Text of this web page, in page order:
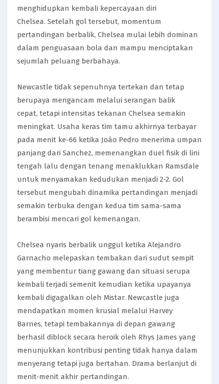
menghidupkan kembali kepercayaan diri
Chelsea. Setelah gol tersebut, momentum
pertandingan berbalik, Chelsea mulai lebih dominan
dalam penguasaan bola dan mampu menciptakan
sejumlah peluang berbahaya.
Newcastle tidak sepenuhnya tertekan dan tetap
berupaya mengancam melalui serangan balik
cepat, tetapi intensitas tekanan Chelsea semakin
meningkat. Usaha keras tim tamu akhirnya terbayar
pada menit ke-66 ketika João Pedro menerima umpan
panjang dari Sanchez, memenangkan duel fisik di lini
tengah lalu dengan tenang menaklukkan Ramsdale
untuk menyamakan kedudukan menjadi 2-2. Gol
tersebut mengubah dinamika pertandingan menjadi
semakin terbuka dengan kedua tim sama-sama
berambisi mencari gol kemenangan.
Chelsea nyaris berbalik unggul ketika Alejandro
Garnacho melepaskan tembakan dari sudut sempit
yang membentur tiang gawang dan situasi serupa
kembali terjadi semenit kemudian ketika upayanya
kembali digagalkan oleh Mistar. Newcastle juga
mendapatkan momen krusial melalui Harvey
Barnes, tetapi tembakannya di depan gawang
berhasil diblock secara heroik oleh Rhys James yang
menunjukkan kontribusi penting tidak hanya dalam
menyerang tetapi juga bertahan. Drama berlanjut di
menit-menit akhir pertandingan.